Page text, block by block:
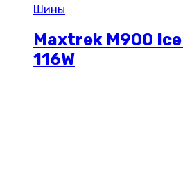
Шины
Maxtrek M900
116W